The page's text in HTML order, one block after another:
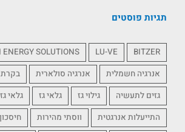
תגיות פוסטים
BITZER
LU-VE
SOLUTIONS
אנרגיה חשמלית
אנרגיה סולארית
בקרת
גזים לתעשיה
גילוי גז גלאי גז
גלאי
התייעלות אנרגטית
ווסתי מהירות